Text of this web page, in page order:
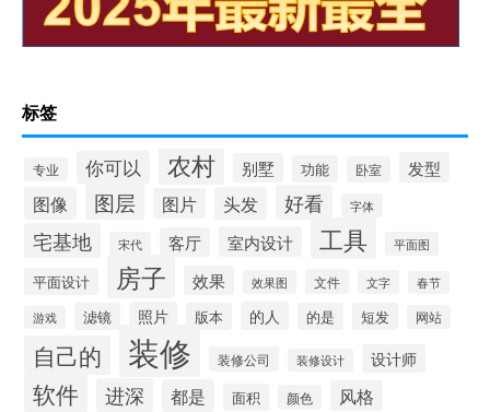
标签
专业 你可以 农村 别墅 功能 卧室 发型
图像 图层 图片 头发 好看 字体
宅基地 宋代 客厅 室内设计 工具 平面图
平面设计 房子 效果 效果图 文件 文字 春节
游戏 滤镜 照片 版本 的人 的是 短发 网站
自己的 装修 装修公司 装修设计 设计师
软件 进深 都是 面积 颜色 风格